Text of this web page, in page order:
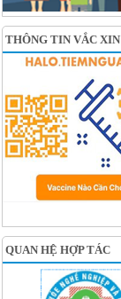
THÔNG TIN VẮC XIN
QUAN HỆ HỢP TÁC